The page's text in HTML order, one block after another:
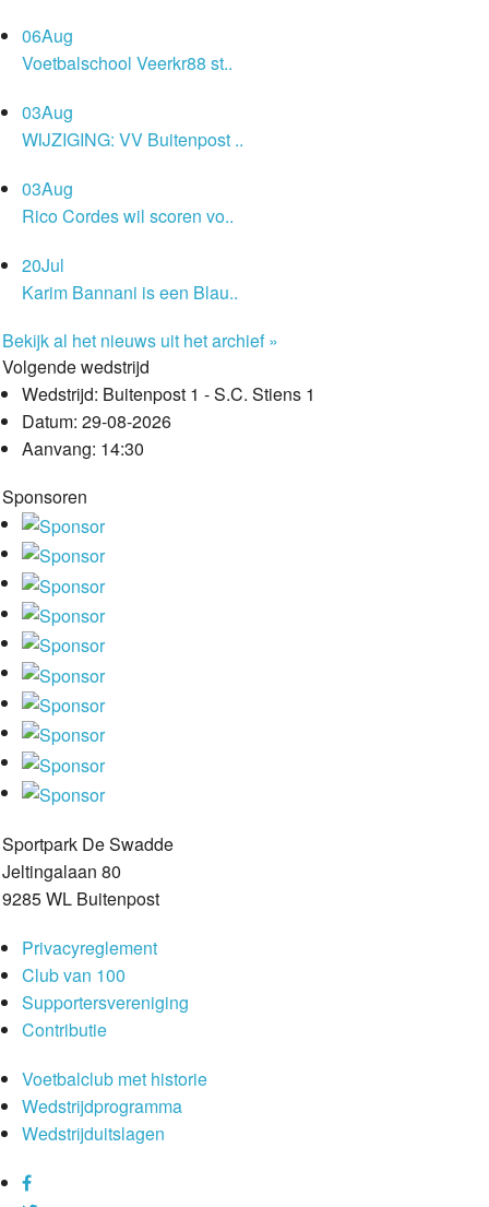
06Aug
Voetbalschool Veerkr88 st..
03Aug
WIJZIGING: VV Buitenpost ..
03Aug
Rico Cordes wil scoren vo..
20Jul
Karim Bannani is een Blau..
Bekijk al het nieuws uit het archief »
Volgende wedstrijd
Wedstrijd: Buitenpost 1 - S.C. Stiens 1
Datum: 29-08-2026
Aanvang: 14:30
Sponsoren
Sportpark De Swadde
Jeltingalaan 80
9285 WL Buitenpost
Privacyreglement
Club van 100
Supportersvereniging
Contributie
Voetbalclub met historie
Wedstrijdprogramma
Wedstrijduitslagen